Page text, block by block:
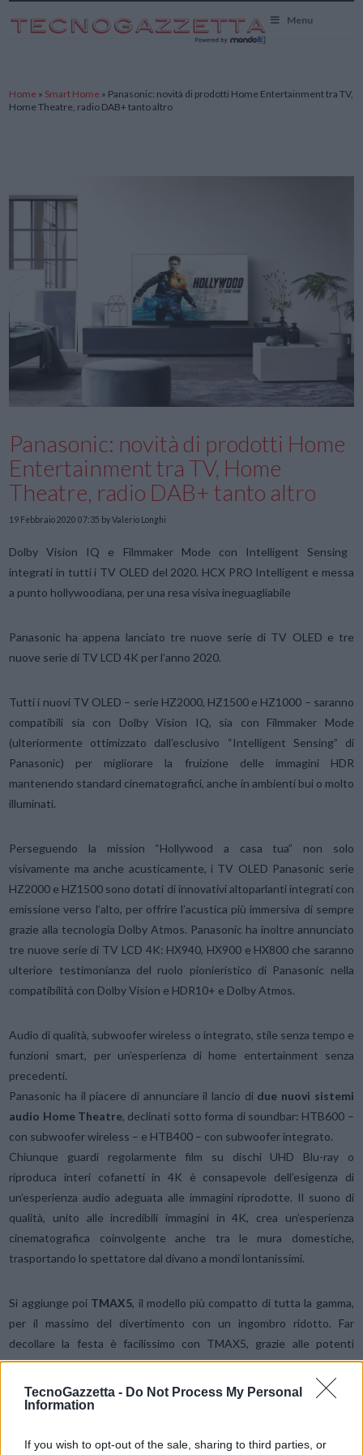
TecnoGazzetta - Do Not Process My Personal
Information
If you wish to opt-out of the sale, sharing to third parties, or
Menu
Home » Smart Home » Panasonic: novità di prodotti Home Entertainment tra TV,
Home Theatre, radio DAB+ tanto altro
Panasonic: novità di prodotti Home
Entertainment tra TV, Home
Theatre, radio DAB+ tanto altro
19 Febbraio 2020 07:35 by Valerio Longhi
Dolby Vision IQ e Filmmaker Mode con Intelligent Sensing
integrati in tutti i TV OLED del 2020. HCX PRO Intelligent e messa
a punto hollywoodiana, per una resa visiva ineguagliabile
Panasonic ha appena lanciato tre nuove serie di TV OLED e tre
nuove serie di TV LCD 4K per l’anno 2020.
Tutti i nuovi TV OLED – serie HZ2000, HZ1500 e HZ1000 – saranno
compatibili sia con Dolby Vision IQ, sia con Filmmaker Mode
(ulteriormente ottimizzato dall’esclusivo “Intelligent Sensing” di
Panasonic) per migliorare la fruizione delle immagini HDR
mantenendo standard cinematografici, anche in ambienti bui o molto
illuminati.
Perseguendo la mission “Hollywood a casa tua” non solo
visivamente ma anche acusticamente, i TV OLED Panasonic serie
HZ2000 e HZ1500 sono dotati di innovativi altoparlanti integrati con
emissione verso l’alto, per offrire l’acustica più immersiva di sempre
grazie alla tecnologia Dolby Atmos. Panasonic ha inoltre annunciato
tre nuove serie di TV LCD 4K: HX940, HX900 e HX800 che saranno
ulteriore testimonianza del ruolo pionieristico di Panasonic nella
compatibilità con Dolby Vision e HDR10+ e Dolby Atmos.
Audio di qualità, subwoofer wireless o integrato, stile senza tempo e
funzioni smart, per un’esperienza di home entertainment senza
precedenti.
Panasonic ha il piacere di annunciare il lancio di due nuovi sistemi
audio Home Theatre, declinati sotto forma di soundbar: HTB600 –
con subwoofer wireless – e HTB400 – con subwoofer integrato.
Chiunque guardi regolarmente film su dischi UHD Blu-ray o
riproduca interi cofanetti in 4K è consapevole dell’esigenza di
un’esperienza audio adeguata alle immagini riprodotte. Il suono di
qualità, unito alle incredibili immagini in 4K, crea un’esperienza
cinematografica coinvolgente anche tra le mura domestiche,
trasportando lo spettatore dal divano a mondi lontanissimi.
Si aggiunge poi TMAX5, il modello più compatto di tutta la gamma,
per il massimo del divertimento con un ingombro ridotto. Far
decollare la festa è facilissimo con TMAX5, grazie alle potenti
prestazioni audio e luci condensate in una forma compatta.